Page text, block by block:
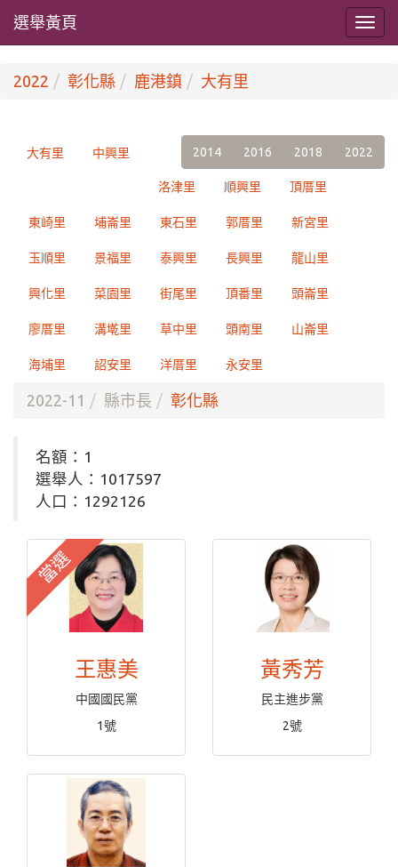
選舉黃頁
2022 彰化縣 鹿港鎮 大有里
2014 2016 2018 2022
大有里 中興里
洛津里 順興里 頂厝里
東崎里 埔崙里 東石里 郭厝里 新宮里
玉順里 景福里 泰興里 長興里 龍山里
興化里 菜園里 街尾里 頂番里 頭崙里
廖厝里 溝墘里 草中里 頭南里 山崙里
海埔里 詔安里 洋厝里 永安里
2022-11 縣市長 彰化縣
名額：1
選舉人：1017597
人口：1292126
當選
王惠美
中國國民黨
1號
黃秀芳
民主進步黨
2號